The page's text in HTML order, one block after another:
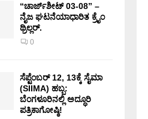
“ಚಾರ್ಜ್‌ಶೀಟ್ 03-08” –
ನೈಜ ಘಟನೆಯಾಧಾರಿತ ಕ್ರೈಂ
ಥ್ರಿಲ್ಲರ್.
0
ಸೆಪ್ಟೆಂಬರ್ 12, 13ಕ್ಕೆ ಸೈಮಾ
(SIIMA) ಹಬ್ಬ:
ಬೆಂಗಳೂರಿನಲ್ಲಿ ಅದ್ಧೂರಿ
ಪತ್ರಿಕಾಗೋಷ್ಠಿ!